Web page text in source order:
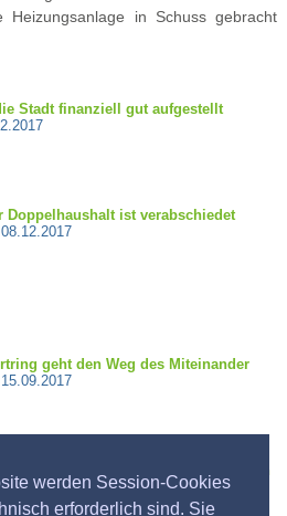
werden Session-Cookies
erforderlich sind. Sie
in Schuss gebracht
Stadt finanziell gut aufgestellt
Doppelhaushalt ist verabschiedet
geht den Weg des Miteinander
für die Vereine deutlich mehr Geld von
15.09.2017